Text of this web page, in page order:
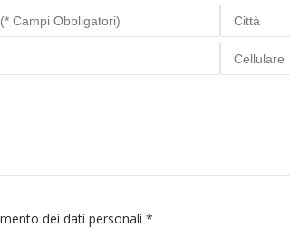
dei dati personali *